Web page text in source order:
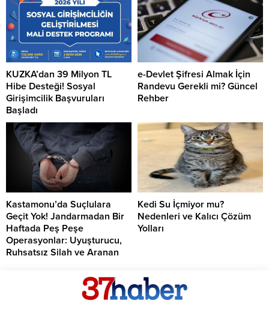
KUZKA’dan 39 Milyon TL
Hibe Desteği! Sosyal
Girişimcilik Başvuruları
Başladı
e-Devlet Şifresi Almak İçin
Randevu Gerekli mi? Güncel
Rehber
Kastamonu’da Suçlulara
Geçit Yok! Jandarmadan Bir
Haftada Peş Peşe
Operasyonlar: Uyuşturucu,
Ruhsatsız Silah ve Aranan
Kedi Su İçmiyor mu?
Nedenleri ve Kalıcı Çözüm
Yolları